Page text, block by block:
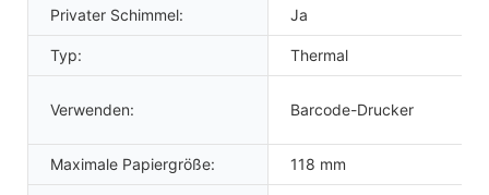
Privater Schimmel:
Ja
Typ: Thermal
Verwenden: Barcode-Drucker
Maximale Papiergröße: 118 mm